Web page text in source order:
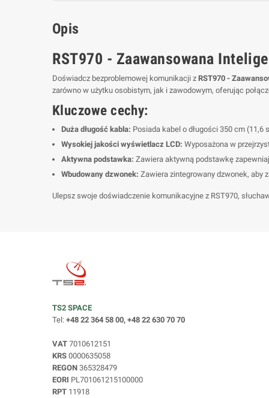
Opis
RST970 - Zaawansowana
Doświadcz bezproblemowej komunikacji z RST970 -
zarówno w użytku osobistym, jak i zawodowym, oferując
Kluczowe cechy:
Duża długość kabla: Posiada kabel o długości 350 cm
Wysokiej jakości wyświetlacz LCD: Wyposażona w
Aktywna podstawka: Zawiera aktywną podstawkę
Wbudowany dzwonek: Zawiera zintegrowany dzwonek, aby
Ulepsz swoje doświadczenie komunikacyjne z RST970,
TS2 SPACE
Tel: +48 22 364 58 00, +48 22 630 70 70
VAT 7010612151
KRS 0000635058
REGON 365328479
EORI PL701061215100000
RPT 11918